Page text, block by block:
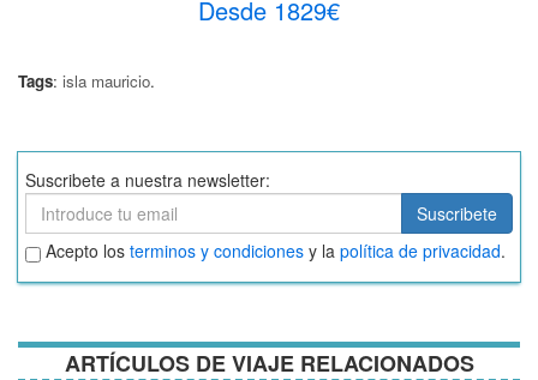
Desde 1829€
Tags: isla mauricio.
Suscribete a nuestra newsletter:
Suscribete
Suscribete
Aceptar
términos
y
Acepto los terminos y condiciones y la política de privacidad.
ARTÍCULOS DE VIAJE RELACIONADOS